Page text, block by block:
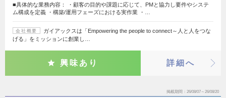
■具体的な業務内容： ・顧客の目的や課題に応じて、PMと協力し要件やシステ
ム構成を定義 ・構築/運用フェーズにおける実作業 ・…
会社概要
ガイアックスは「Empowering the people to connect～人と人をつな
げる」をミッションに創業し…
興味あり 詳細へ
掲載期間 26/08/07～26/08/20